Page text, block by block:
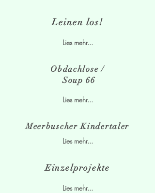
Leinen los!
Lies mehr...
Obdachlose /
Soup 66
Lies mehr...
Meerbuscher Kindertaler
Lies mehr...
Einzelprojekte
Lies mehr...